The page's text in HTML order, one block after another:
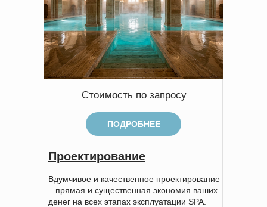
Стоимость по запросу
ПОДРОБНЕЕ
Проектирование
Вдумчивое и качественное проектирование
– прямая и существенная экономия ваших
денег на всех этапах эксплуатации SPA.